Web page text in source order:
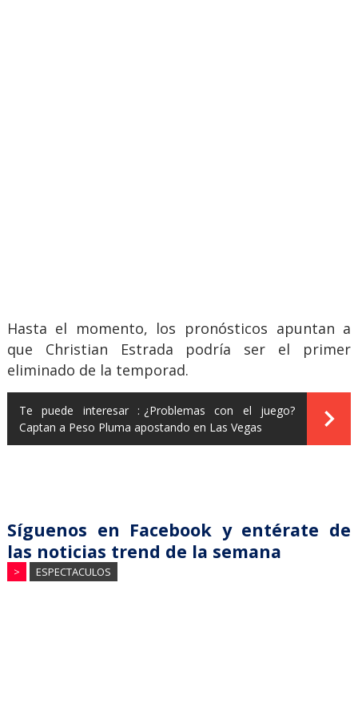
Hasta el momento, los pronósticos apuntan a
que Christian Estrada podría ser el primer
eliminado de la temporad.
Te puede interesar : ¿Problemas con el juego?
Captan a Peso Pluma apostando en Las Vegas
Síguenos en Facebook y entérate de
las noticias trend de la semana
> ESPECTACULOS